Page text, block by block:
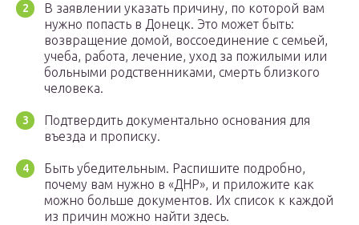
В заявлении указать причину, по которой вам
нужно попасть в Донецк. Это может быть:
возвращение домой, воссоединение с семьей,
учеба, работа, лечение, уход за пожилыми или
больными родственниками, смерть близкого
человека.
Подтвердить документально основания для
въезда и прописку.
Быть убедительным. Распишите подробно,
почему вам нужно в «ДНР», и приложите как
можно больше документов. Их список к каждой
из причин можно найти здесь.